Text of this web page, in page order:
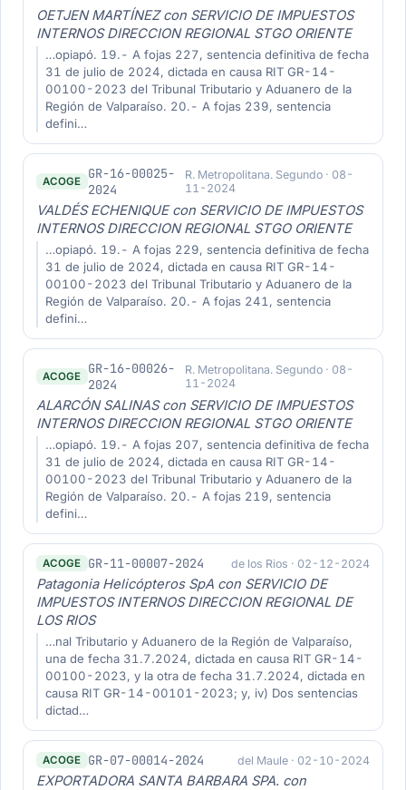
OETJEN MARTÍNEZ con SERVICIO DE IMPUESTOS
INTERNOS DIRECCION REGIONAL STGO ORIENTE
…opiapó. 19.- A fojas 227, sentencia definitiva de fecha
31 de julio de 2024, dictada en causa RIT GR-14-
00100-2023 del Tribunal Tributario y Aduanero de la
Región de Valparaíso. 20.- A fojas 239, sentencia
defini…
ACOGE
GR-16-00025-
2024
R. Metropolitana. Segundo · 08-
11-2024
VALDÉS ECHENIQUE con SERVICIO DE IMPUESTOS
INTERNOS DIRECCION REGIONAL STGO ORIENTE
…opiapó. 19.- A fojas 229, sentencia definitiva de fecha
31 de julio de 2024, dictada en causa RIT GR-14-
00100-2023 del Tribunal Tributario y Aduanero de la
Región de Valparaíso. 20.- A fojas 241, sentencia
defini…
ACOGE
GR-16-00026-
2024
R. Metropolitana. Segundo · 08-
11-2024
ALARCÓN SALINAS con SERVICIO DE IMPUESTOS
INTERNOS DIRECCION REGIONAL STGO ORIENTE
…opiapó. 19.- A fojas 207, sentencia definitiva de fecha
31 de julio de 2024, dictada en causa RIT GR-14-
00100-2023 del Tribunal Tributario y Aduanero de la
Región de Valparaíso. 20.- A fojas 219, sentencia
defini…
ACOGE GR-11-00007-2024 de los Rios · 02-12-2024
Patagonia Helicópteros SpA con SERVICIO DE
IMPUESTOS INTERNOS DIRECCION REGIONAL DE
LOS RIOS
…nal Tributario y Aduanero de la Región de Valparaíso,
una de fecha 31.7.2024, dictada en causa RIT GR-14-
00100-2023, y la otra de fecha 31.7.2024, dictada en
causa RIT GR-14-00101-2023; y, iv) Dos sentencias
dictad…
ACOGE GR-07-00014-2024 del Maule · 02-10-2024
EXPORTADORA SANTA BARBARA SPA. con